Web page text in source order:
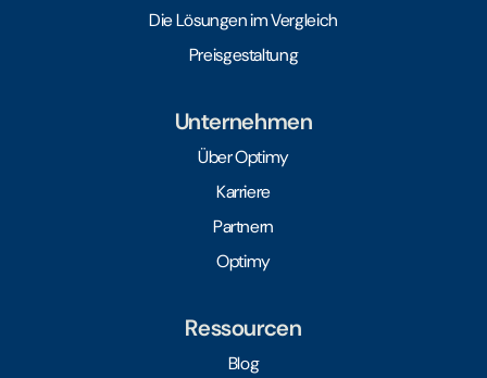
Die Lösungen im Vergleich
Preisgestaltung
Unternehmen
Über Optimy
Karriere
Partnern
Optimy
Ressourcen
Blog